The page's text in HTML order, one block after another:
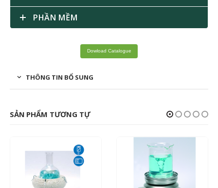
PHẦN MỀM
Dowload Catalogue
THÔNG TIN BỔ SUNG
SẢN PHẨM TƯƠNG TỰ